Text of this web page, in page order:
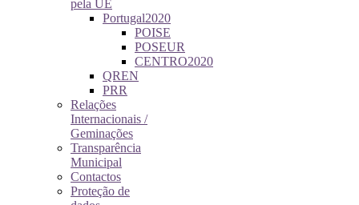
pela UE
Portugal2020
POISE
POSEUR
CENTRO2020
QREN
PRR
Relações
Internacionais /
Geminações
Transparência
Municipal
Contactos
Proteção de